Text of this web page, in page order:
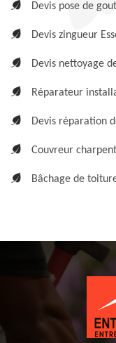
Devis pose de
Devis zingueur
Devis nettoyage
Réparateur
Devis réparation
Couvreur
Bâchage de